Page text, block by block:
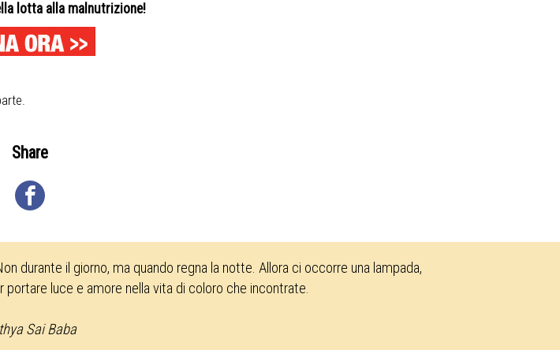
lotta alla malnutrizione!
Share
durante il giorno, ma quando regna la notte. Allora ci occorre una lampada,
portare luce e amore nella vita di coloro che incontrate.
Sai Baba